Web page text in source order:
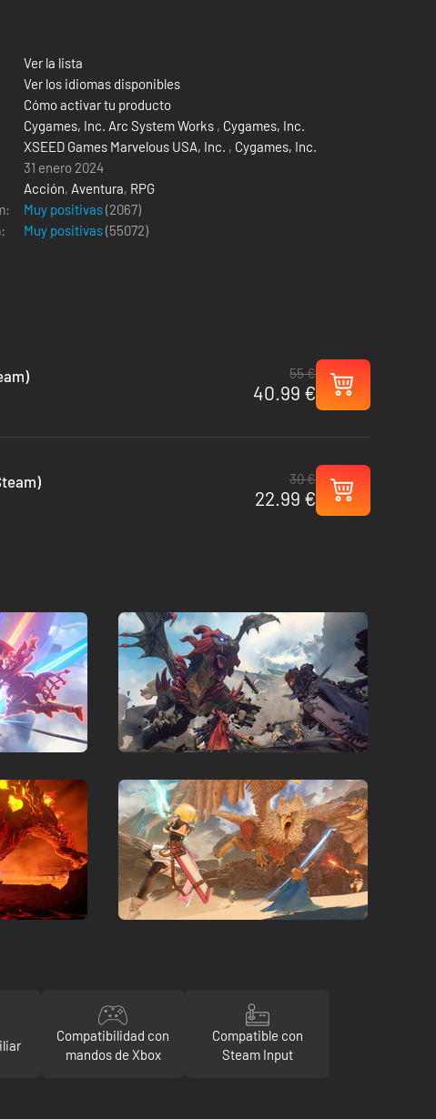
Ver la lista
Ver los idiomas disponibles
Cómo activar tu producto
Cygames, Inc. Arc System Works , Cygames, Inc.
XSEED Games Marvelous USA, Inc. , Cygames, Inc.
31 enero 2024
Acción, Aventura, RPG
Muy positivas(2067)
Muy positivas(55072)
55 €
40.99 €
30 €
22.99 €
Compatibilidad con
mandos de Xbox
Compatible con
Steam Input